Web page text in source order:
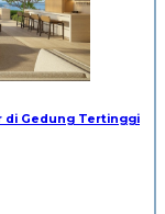
di Gedung Tertinggi